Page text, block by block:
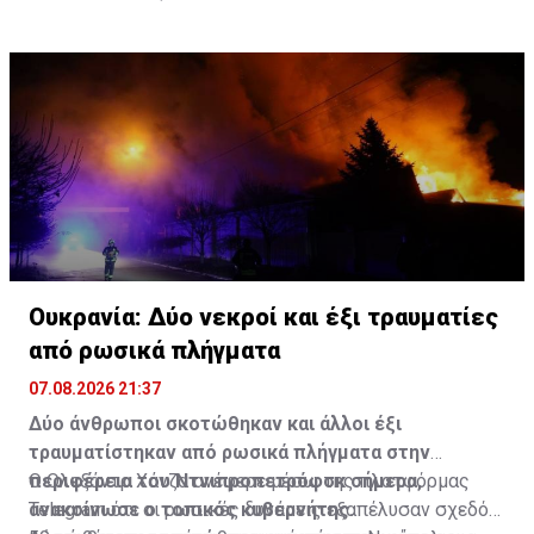
Ουκρανία: Δύο νεκροί και έξι τραυματίες
από ρωσικά πλήγματα
07.08.2026 21:37
Δύο άνθρωποι σκοτώθηκαν και άλλοι έξι
τραυματίστηκαν από ρωσικά πλήγματα στην
περιφέρεια του Ντνιπροπετρόφσκ σήμερα,
ανακοίνωσε ο τοπικός κυβερνήτης.
Ο Ολεξάντρ Χάνζα ανέφερε μέσω της πλατφόρμας
Telegram ότι οι ρωσικές δυνάμεις εξαπέλυσαν σχεδόν